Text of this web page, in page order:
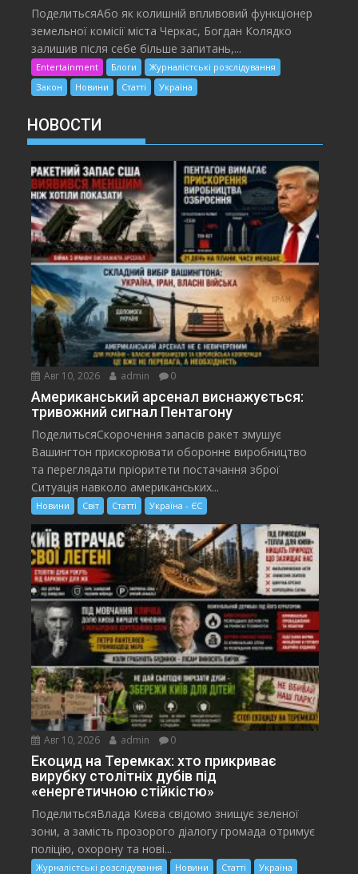
ПоделитьсяАбо як колишній впливовий функціонер
земельної комісії міста Черкас, Богдан Колядко
залишив після себе більше запитань,...
Entertainment Блоги
Журналістські розслідування
Закон
Новини Статті Україна
НОВОСТИ
Авг 10, 2026 admin 0
Американський арсенал виснажується:
тривожний сигнал Пентагону
ПоделитьсяСкорочення запасів ракет змушує
Вашингтон прискорювати оборонне виробництво
та переглядати пріоритети постачання зброї
Ситуація навколо американських...
Новини Світ Статті Україна - ЄС
Авг 10, 2026 admin 0
Екоцид на Теремках: хто прикриває
вирубку столітніх дубів під
«енергетичною стійкістю»
ПоделитьсяВлада Києва свідомо знищує зеленої
зони, а замість прозорого діалогу громада отримує
поліцію, охорону та нові...
Журналістські розслідування Новини Статті Україна